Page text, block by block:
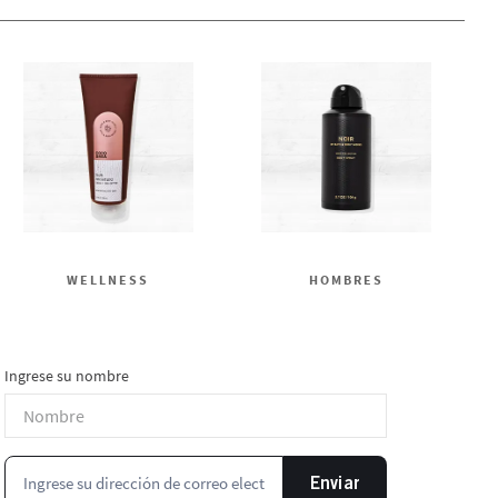
WELLNESS HOMBRES
Ingrese su nombre
Enviar